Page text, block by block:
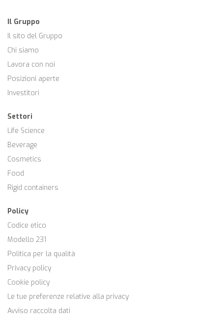
Il Gruppo
Il sito del Gruppo
Chi siamo
Lavora con noi
Posizioni aperte
Investitori
Settori
Life Science
Beverage
Cosmetics
Food
Rigid containers
Policy
Codice etico
Modello 231
Politica per la qualità
Privacy policy
Cookie policy
Le tue preferenze relative alla privacy
Avviso raccolta dati